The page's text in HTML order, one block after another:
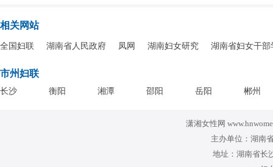
相关网站
全国妇联 湖南省人民政府 凤网 湖南妇女研究 湖南省妇女干部
市州妇联
长沙 衡阳 湘潭 邵阳 岳阳 郴州
潇湘女性网
主办单位：湖南
地址：湖南省长